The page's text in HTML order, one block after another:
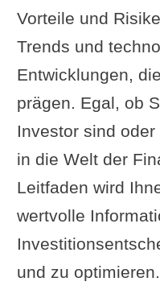
Vorteile und
Trends und
Entwicklungen,
prägen. Egal, ob
Investor sind
in die Welt der
Leitfaden wird
wertvolle
und zu optimieren.